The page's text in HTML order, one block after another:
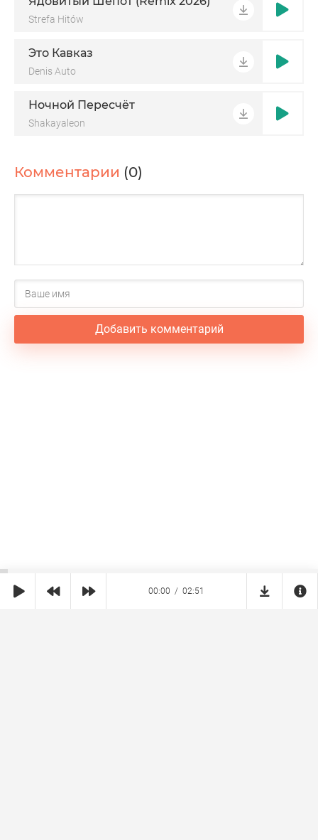
Strefa Hitów
Это Кавказ
Denis Auto
Ночной Пересчёт
Shakayaleon
Комментарии (0)
Добавить комментарий
00:00 02:51